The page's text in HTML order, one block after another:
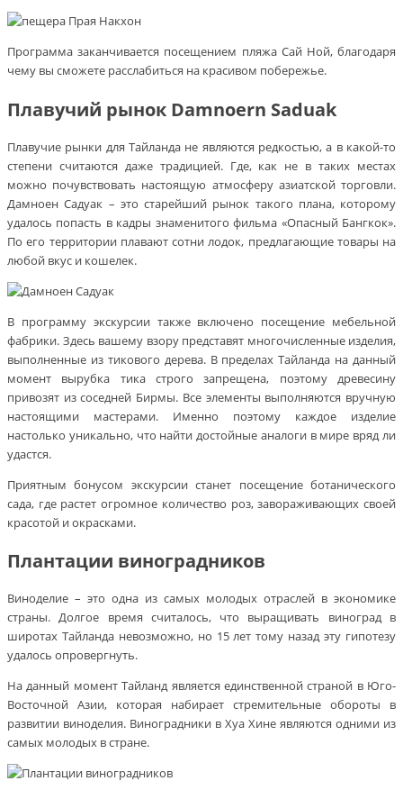
Программа заканчивается посещением пляжа Сай Ной, благодаря
чему вы сможете расслабиться на красивом побережье.
Плавучий рынок Damnoern Saduak
Плавучие рынки для Тайланда не являются редкостью, а в какой-то
степени считаются даже традицией. Где, как не в таких местах
можно почувствовать настоящую атмосферу азиатской торговли.
Дамноен Садуак – это старейший рынок такого плана, которому
удалось попасть в кадры знаменитого фильма «Опасный Бангкок».
По его территории плавают сотни лодок, предлагающие товары на
любой вкус и кошелек.
В программу экскурсии также включено посещение мебельной
фабрики. Здесь вашему взору представят многочисленные изделия,
выполненные из тикового дерева. В пределах Тайланда на данный
момент вырубка тика строго запрещена, поэтому древесину
привозят из соседней Бирмы. Все элементы выполняются вручную
настоящими мастерами. Именно поэтому каждое изделие
настолько уникально, что найти достойные аналоги в мире вряд ли
удастся.
Приятным бонусом экскурсии станет посещение ботанического
сада, где растет огромное количество роз, завораживающих своей
красотой и окрасками.
Плантации виноградников
Виноделие – это одна из самых молодых отраслей в экономике
страны. Долгое время считалось, что выращивать виноград в
широтах Тайланда невозможно, но 15 лет тому назад эту гипотезу
удалось опровергнуть.
На данный момент Тайланд является единственной страной в Юго-
Восточной Азии, которая набирает стремительные обороты в
развитии виноделия. Виноградники в Хуа Хине являются одними из
самых молодых в стране.